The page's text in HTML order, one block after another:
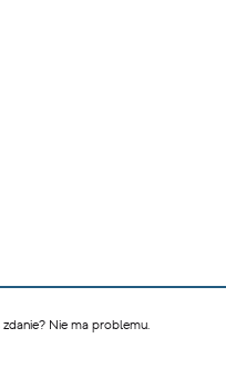
zdanie? Nie ma problemu.